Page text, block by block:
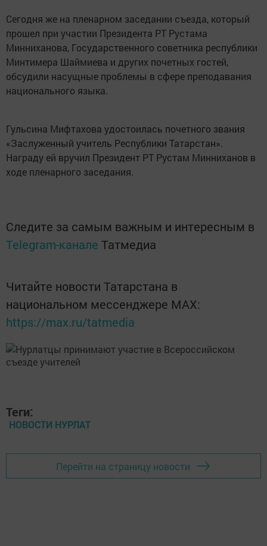
Сегодня же на пленарном заседании съезда, который
прошел при участии Президента РТ Рустама
Минниханова, Государственного советника республики
Минтимера Шаймиева и других почетных гостей,
обсудили насущные проблемы в сфере преподавания
национального языка.
Гульсина Мифтахова удостоилась почетного звания
«Заслуженный учитель Республики Татарстан».
Награду ей вручил Президент РТ Рустам Минниханов в
ходе пленарного заседания.
Следите за самым важным и интересным в
Telegram-канале Татмедиа
Читайте новости Татарстана в
национальном мессенджере MАХ:
https://max.ru/tatmedia
Теги:
НОВОСТИ НУРЛАТ
Перейти на страницу новости